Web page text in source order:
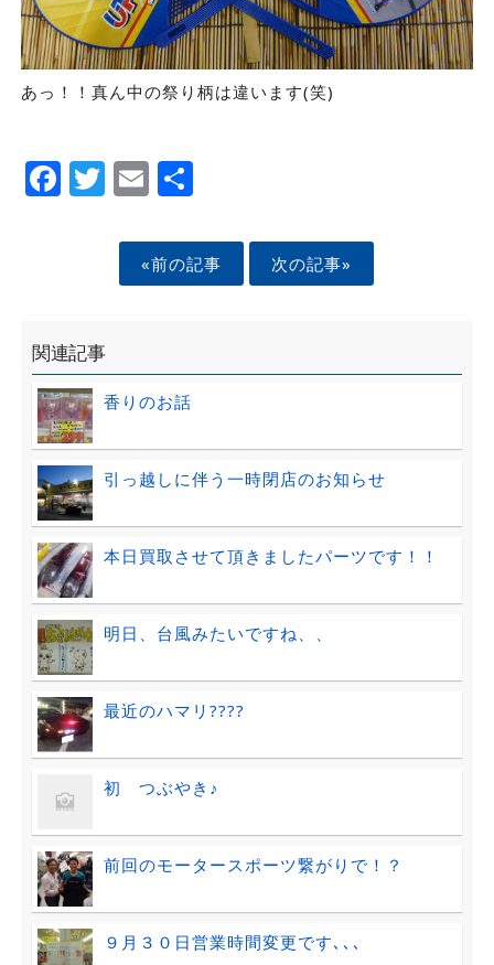
あっ！！真ん中の祭り柄は違います(笑)
Facebook
Twitter
EmailShare
«前の記事 次の記事»
関連記事
香りのお話
引っ越しに伴う一時閉店のお知らせ
本日買取させて頂きましたパーツです！！
明日、台風みたいですね、、
最近のハマリ????
初 つぶやき♪
前回のモータースポーツ繋がりで！？
９月３０日営業時間変更です､､､